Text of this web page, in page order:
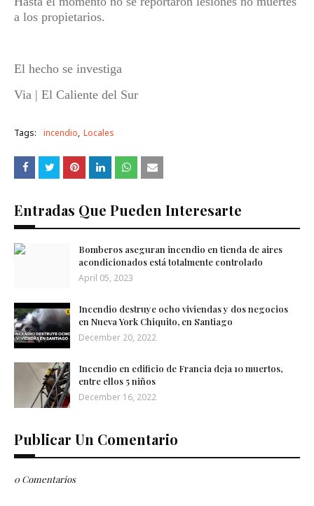
a los propietarios.
El hecho se investiga
Via | El Caliente del Sur
Tags: incendio Locales
Entradas Que Pueden Interesarte
Bomberos aseguran incendio en tienda de aires
acondicionados está totalmente controlado
April 05, 2023
Incendio destruye ocho viviendas y dos negocios
en Nueva York Chiquito, en Santiago
December 20, 2022
Incendio en edificio de Francia deja 10 muertos,
entre ellos 5 niños
December 16, 2022
Publicar Un Comentario
0 Comentarios